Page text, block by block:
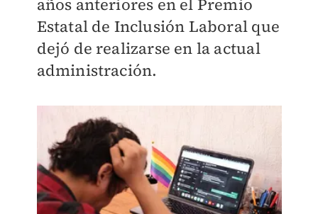
años anteriores en el Premio
Estatal de Inclusión Laboral que
dejó de realizarse en la actual
administración.